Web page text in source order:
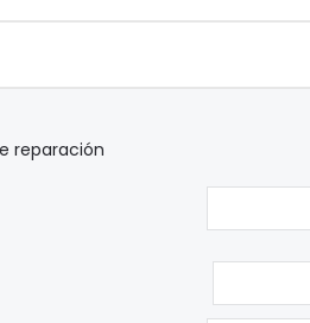
reparación